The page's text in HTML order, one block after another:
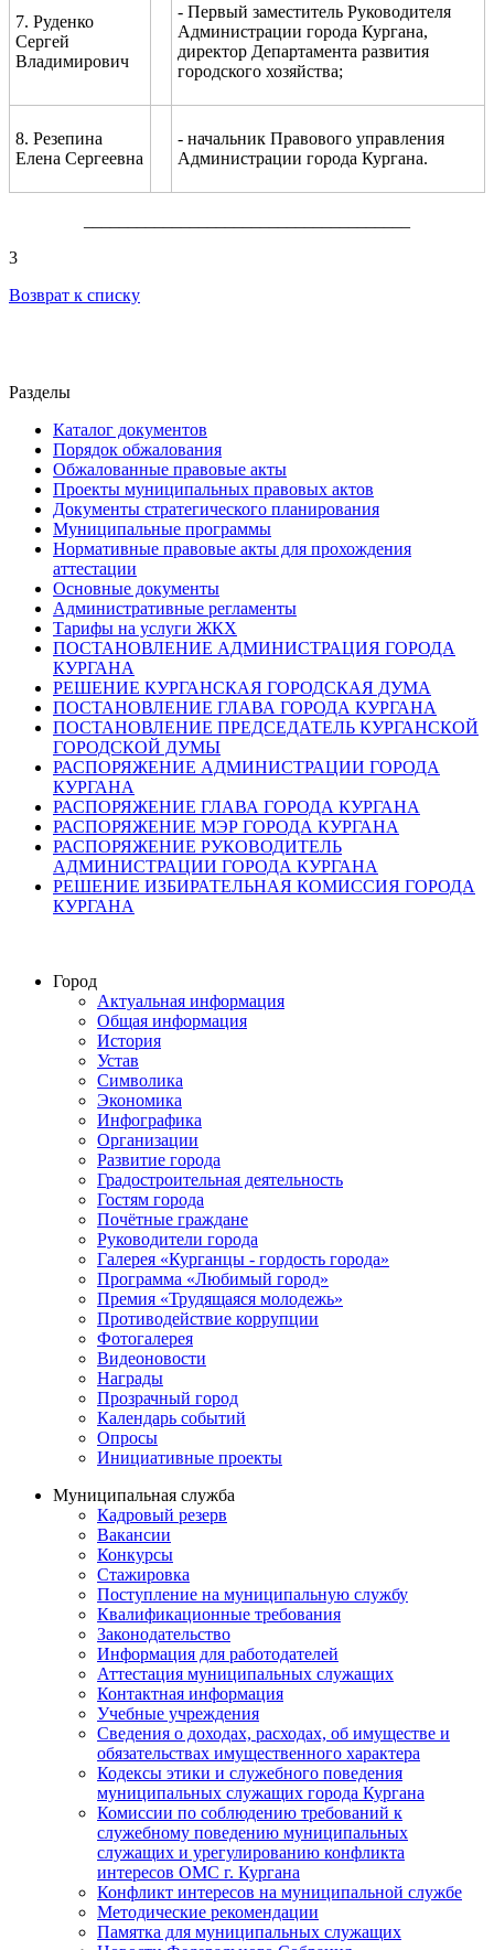
7. Руденко
Сергей
Владимирович
- Первый заместитель Руководителя
Администрации города Кургана,
директор Департамента развития
городского хозяйства;
8. Резепина
Елена Сергеевна
- начальник Правового управления
Администрации города Кургана.
3
Возврат к списку
Разделы
Каталог документов
Порядок обжалования
Обжалованные правовые акты
Проекты муниципальных правовых актов
Документы стратегического планирования
Муниципальные программы
Нормативные правовые акты для прохождения
аттестации
Основные документы
Административные регламенты
Тарифы на услуги ЖКХ
ПОСТАНОВЛЕНИЕ АДМИНИСТРАЦИЯ ГОРОДА
КУРГАНА
РЕШЕНИЕ КУРГАНСКАЯ ГОРОДСКАЯ ДУМА
ПОСТАНОВЛЕНИЕ ГЛАВА ГОРОДА КУРГАНА
ПОСТАНОВЛЕНИЕ ПРЕДСЕДАТЕЛЬ КУРГАНСКОЙ
ГОРОДСКОЙ ДУМЫ
РАСПОРЯЖЕНИЕ АДМИНИСТРАЦИИ ГОРОДА
КУРГАНА
РАСПОРЯЖЕНИЕ ГЛАВА ГОРОДА КУРГАНА
РАСПОРЯЖЕНИЕ МЭР ГОРОДА КУРГАНА
РАСПОРЯЖЕНИЕ РУКОВОДИТЕЛЬ
АДМИНИСТРАЦИИ ГОРОДА КУРГАНА
РЕШЕНИЕ ИЗБИРАТЕЛЬНАЯ КОМИССИЯ ГОРОДА
КУРГАНА
Город
Актуальная информация
Общая информация
История
Устав
Символика
Экономика
Инфографика
Организации
Развитие города
Градостроительная деятельность
Гостям города
Почётные граждане
Руководители города
Галерея «Курганцы - гордость города»
Программа «Любимый город»
Премия «Трудящаяся молодежь»
Противодействие коррупции
Фотогалерея
Видеоновости
Награды
Прозрачный город
Календарь событий
Опросы
Инициативные проекты
Муниципальная служба
Кадровый резерв
Вакансии
Конкурсы
Стажировка
Поступление на муниципальную службу
Квалификационные требования
Законодательство
Информация для работодателей
Аттестация муниципальных служащих
Контактная информация
Учебные учреждения
Сведения о доходах, расходах, об имуществе и
обязательствах имущественного характера
Кодексы этики и служебного поведения
муниципальных служащих города Кургана
Комиссии по соблюдению требований к
служебному поведению муниципальных
служащих и урегулированию конфликта
интересов ОМС г. Кургана
Конфликт интересов на муниципальной службе
Методические рекомендации
Памятка для муниципальных служащих